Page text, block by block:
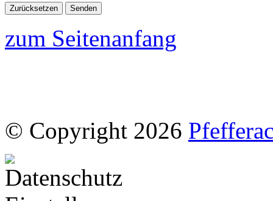
zum Seitenanfang
© Copyright 2026